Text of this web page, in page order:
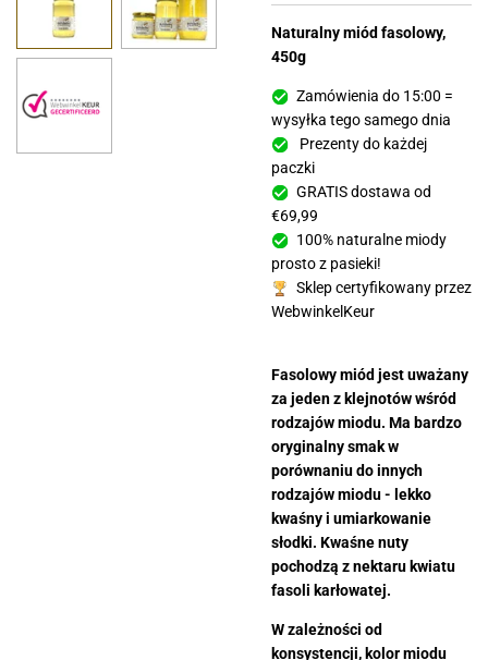
Naturalny miód fasolowy,
450g
Zamówienia do 15:00 =
wysyłka tego samego dnia
Prezenty do każdej
paczki
GRATIS dostawa od
€69,99
100% naturalne miody
prosto z pasieki!
Sklep certyfikowany przez
WebwinkelKeur
Fasolowy miód jest uważany
za jeden z klejnotów wśród
rodzajów miodu. Ma bardzo
oryginalny smak w
porównaniu do innych
rodzajów miodu - lekko
kwaśny i umiarkowanie
słodki. Kwaśne nuty
pochodzą z nektaru kwiatu
fasoli karłowatej.
W zależności od
konsystencji, kolor miodu